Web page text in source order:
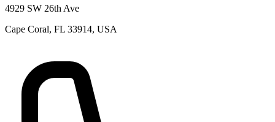
4929 SW 26th Ave
Cape Coral, FL 33914, USA